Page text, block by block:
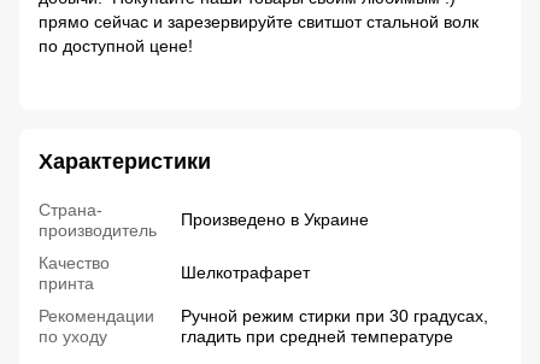
прямо сейчас и зарезервируйте свитшот стальной волк
по доступной цене!
Характеристики
Страна-
производитель
Произведено в Украине
Качество
принта
Шелкотрафарет
Рекомендации
по уходу
Ручной режим стирки при 30 градусах,
гладить при средней температуре